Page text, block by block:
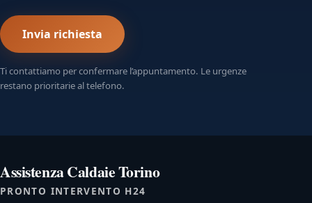
Invia richiesta
Ti contattiamo per confermare l’appuntamento. Le urgenze
restano prioritarie al telefono.
Assistenza Caldaie Torino
PRONTO INTERVENTO H24